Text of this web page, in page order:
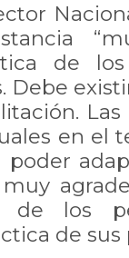
de
Debe
en el
de los
de sus